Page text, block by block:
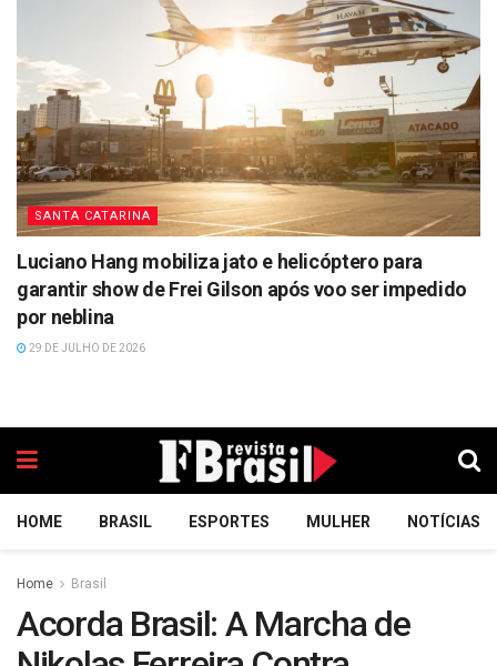
SANTA CATARINA
Luciano Hang mobiliza jato e helicóptero para
garantir show de Frei Gilson após voo ser impedido
por neblina
29 DE JULHO DE 2026
HOME BRASIL ESPORTES MULHER NOTÍCIAS
Home Brasil
Acorda Brasil: A Marcha de